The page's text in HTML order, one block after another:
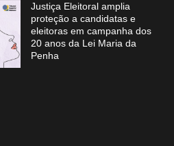
Justiça Eleitoral amplia
proteção a candidatas e
eleitoras em campanha dos
20 anos da Lei Maria da
Penha